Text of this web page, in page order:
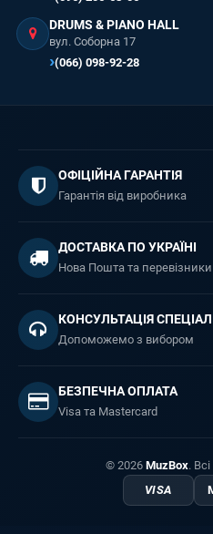
DRUMS & PIANO HALL
вул. Соборна 17
(066) 098-92-28
ОФІЦІЙНА ГАРАНТІЯ
Гарантія від виробника
ДОСТАВКА ПО УКРАЇНІ
Нова Пошта та перевізники
КОНСУЛЬТАЦІЯ
Допоможемо з вибором
БЕЗПЕЧНА ОПЛАТА
Visa та Mastercard
© 2026 MuzBox.
VISA